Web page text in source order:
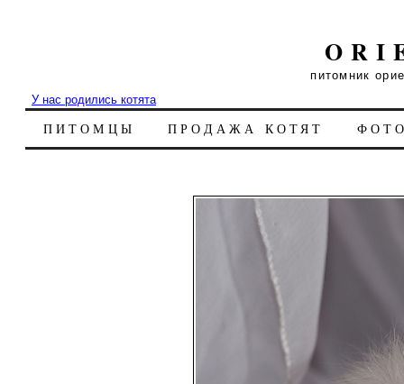
питомник
У нас родились котята
ПИТОМЦЫ ПРОДАЖА КОТЯТ